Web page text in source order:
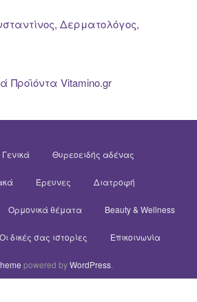
Δερματολόγος,
Προϊόντα Vitamino.gr
Γενικά Θυρεοειδής αδένας
Έρευνες Διατροφή
Ορμονικά θέματα Beauty & Wellness
Οι δικές σας ιστορίες Επικοινωνία
powered byWordPress.